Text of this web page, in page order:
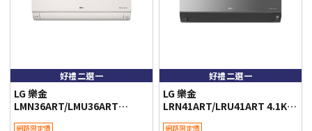
好禮二選一
LG 樂金
LMN36ART/LMU36ART
網路限定價
好禮二選一
LG 樂金
LRN41ART/LRU41ART 4.1KW
網路限定價